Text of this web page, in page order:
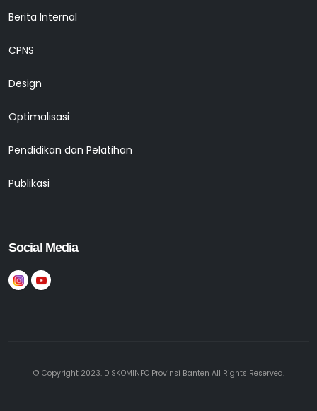
Berita Internal
CPNS
Design
Optimalisasi
Pendidikan dan Pelatihan
Publikasi
Social Media
© Copyright 2023. DISKOMINFO Provinsi Banten All Rights Reserved.